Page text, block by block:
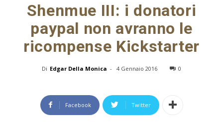
Shenmue III: i donatori
paypal non avranno le
ricompense Kickstarter
Di Edgar Della Monica - 4 Gennaio 2016 0
Facebook Twitter